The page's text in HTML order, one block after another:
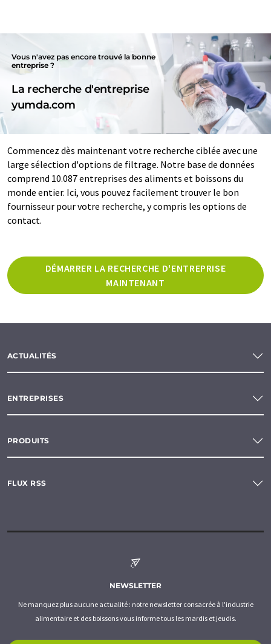
Vous n'avez pas encore trouvé la bonne
entreprise ?
La recherche d'entreprise
yumda.com
Commencez dès maintenant votre recherche ciblée avec une
large sélection d'options de filtrage. Notre base de données
comprend 10.087 entreprises des aliments et boissons du
monde entier. Ici, vous pouvez facilement trouver le bon
fournisseur pour votre recherche, y compris les options de
contact.
DÉMARRER LA RECHERCHE D'ENTREPRISE
MAINTENANT
ACTUALITÉS
ENTREPRISES
PRODUITS
FLUX RSS
NEWSLETTER
Ne manquez plus aucune actualité : notre newsletter consacrée à l'industrie
alimentaire et des boissons vous informe tous les mardis et jeudis.